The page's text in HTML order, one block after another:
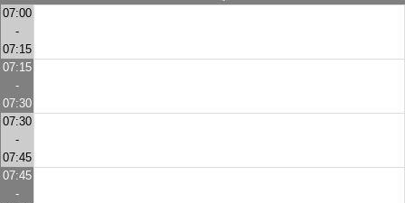
07:00
-
07:15
07:15
-
07:30
07:30
-
07:45
07:45
-